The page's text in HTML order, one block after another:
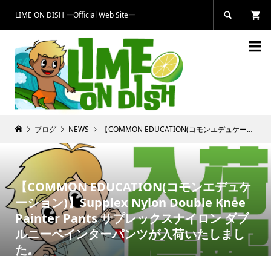
LIME ON DISH ーOfficial Web Siteー 

ブログ NEWS 【COMMON EDUCATION(コモンエデュケーション)】Supplex Nylon Double Knee Painter Pants サプレックスナイロン ダブルニーペインターパンツが入荷いたしました。
【COMMON EDUCATION(コモンエデュケ
ーション)】Supplex Nylon Double Knee
Painter Pants サプレックスナイロン ダブ
ルニーペインターパンツが入荷いたしまし
た。